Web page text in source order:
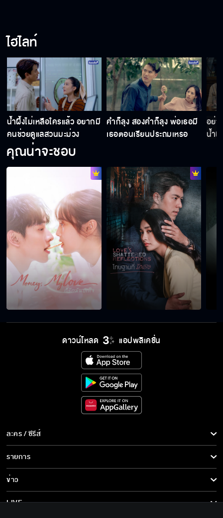
ไฮไลท์
น้ำผึ้งไม่เหลือใครแล้ว อยากมี
คนช่วยดูแลสวนมะม่วง
คำก็ลุง สองคำก็ลุง พ่อเธอมี
เธอตอนเรียนประถมเหรอ
อย่า
น้ำผึ้
คุณน่าจะชอบ
ดาวน์โหลด แอปพลิเคชั่น
ละคร / ซีรีส์
ละคร/ซีรีส์
ซีรีส์นานาชาติ
การ์ตูน & เกม
รายการ
รายการทั้งหมด
ข่าว
ข่าวทั้งหมด
LIVE